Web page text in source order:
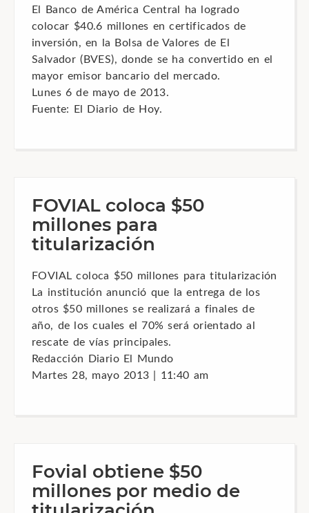
El Banco de América Central ha logrado
colocar $40.6 millones en certificados de
inversión, en la Bolsa de Valores de El
Salvador (BVES), donde se ha convertido en el
mayor emisor bancario del mercado.
Lunes 6 de mayo de 2013.
Fuente: El Diario de Hoy.
FOVIAL coloca $50
millones para
titularización
FOVIAL coloca $50 millones para titularización
La institución anunció que la entrega de los
otros $50 millones se realizará a finales de
año, de los cuales el 70% será orientado al
rescate de vías principales.
Redacción Diario El Mundo
Martes 28, mayo 2013 | 11:40 am
Fovial obtiene $50
millones por medio de